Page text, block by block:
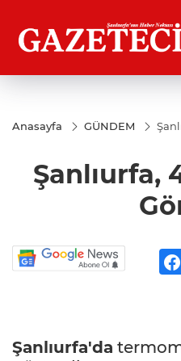
Anasayfa GÜNDEM
Şanlıurfa,
Şanlıurfa'da